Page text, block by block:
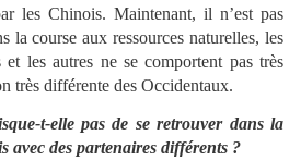
les Chinois. Maintenant, il n’est pas
la course aux ressources naturelles, les
les autres ne se comportent pas très
très différente des Occidentaux.
t-elle pas de se retrouver dans la
avec des partenaires différents ?